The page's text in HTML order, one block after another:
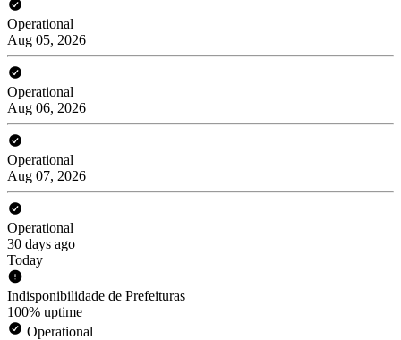
Operational
Aug 05, 2026
Operational
Aug 06, 2026
Operational
Aug 07, 2026
Operational
30 days ago
Today
Indisponibilidade de Prefeituras
100% uptime
Operational